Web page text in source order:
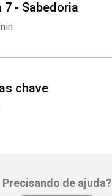
7 - Sabedoria
chave
Precisando de ajuda?